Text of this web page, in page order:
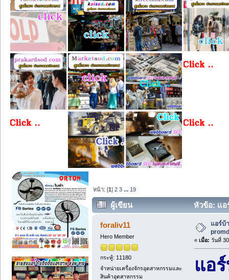
หน้า: [1]2 3 ... 19
ผู้เขียน
หัวข้อ: แอ
(อ่าน 20801 ครั้ง)
foraliv11
Hero Member
กระทู้: 11180
จำหน่ายเครื่องจักรอุตสาหกรรมและ
สินค้าอุตสาหกรรม
แอร์บ้
« เมื่อ: วันที่
แอ